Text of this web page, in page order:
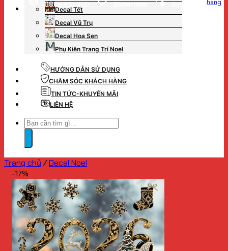
0869.831.520
Showroom
đơn hàng
hàng
Decal Tết
Decal Vũ Trụ
Decal Hoa Sen
Phụ Kiện Trang Trí Noel
HƯỚNG DẪN SỬ DỤNG
CHĂM SÓC KHÁCH HÀNG
TIN TỨC-KHUYẾN MÃI
LIÊN HỆ
Tìm
kiếm:
Trang chủ /Decal Noel
-17%